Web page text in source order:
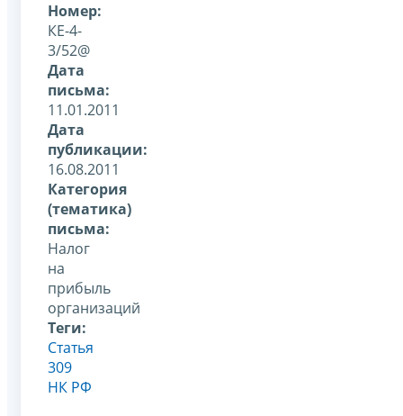
Номер:
КЕ-4-
3/52@
Дата
письма:
11.01.2011
Дата
публикации:
16.08.2011
Категория
(тематика)
письма:
Налог
на
прибыль
организаций
Теги:
Статья
309
НК РФ